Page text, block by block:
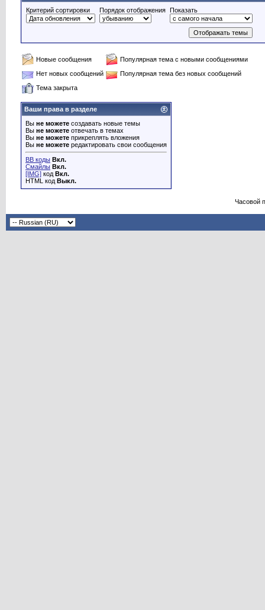
Критерий сортировки
Порядок отображения Показать
Новые сообщения
Популярная тема с новыми сообщениями
Нет новых сообщений
Популярная тема без новых сообщений
Тема закрыта
Ваши права в разделе
Вы не можете создавать новые темы
Вы не можете отвечать в темах
Вы не можете прикреплять вложения
Вы не можете редактировать свои сообщения
BB коды Вкл.
Смайлы Вкл.
[IMG] код Вкл.
HTML код Выкл.
Часовой